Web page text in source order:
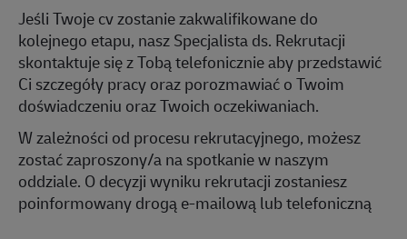
Jeśli Twoje cv zostanie zakwalifikowane do
kolejnego etapu, nasz Specjalista ds. Rekrutacji
skontaktuje się z Tobątelefonicznieaby przedstawić
Ci szczegóły pracy oraz porozmawiać o Twoim
doświadczeniu oraz Twoich oczekiwaniach.
W zależności od procesu rekrutacyjnego, możesz
zostać zaproszony/a na spotkanie w naszym
oddziale. O decyzji wyniku rekrutacji zostaniesz
poinformowany drogą e-mailową lub telefoniczną